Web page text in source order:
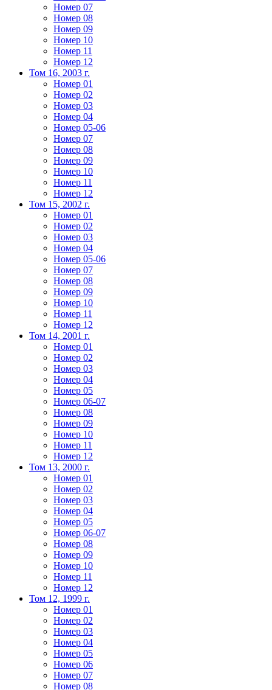
Номер 07
Номер 08
Номер 09
Номер 10
Номер 11
Номер 12
Том 16, 2003 г.
Номер 01
Номер 02
Номер 03
Номер 04
Номер 05-06
Номер 07
Номер 08
Номер 09
Номер 10
Номер 11
Номер 12
Том 15, 2002 г.
Номер 01
Номер 02
Номер 03
Номер 04
Номер 05-06
Номер 07
Номер 08
Номер 09
Номер 10
Номер 11
Номер 12
Том 14, 2001 г.
Номер 01
Номер 02
Номер 03
Номер 04
Номер 05
Номер 06-07
Номер 08
Номер 09
Номер 10
Номер 11
Номер 12
Том 13, 2000 г.
Номер 01
Номер 02
Номер 03
Номер 04
Номер 05
Номер 06-07
Номер 08
Номер 09
Номер 10
Номер 11
Номер 12
Том 12, 1999 г.
Номер 01
Номер 02
Номер 03
Номер 04
Номер 05
Номер 06
Номер 07
Номер 08